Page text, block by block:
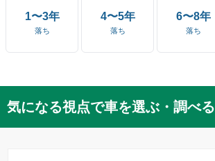
1〜3年
落ち
4〜5年
落ち
6〜8年
落ち
気になる視点で車を選ぶ・調べる